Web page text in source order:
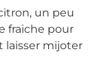
un peu
fraiche pour
laisser mijoter